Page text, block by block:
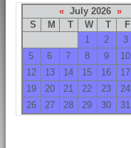
« July 2026»
S
M T W T F
1
2 3
5
6 7 8 9 10
12
13 14 15 16 17
19
20 21 22 23 24
26
27 28 29 30 31